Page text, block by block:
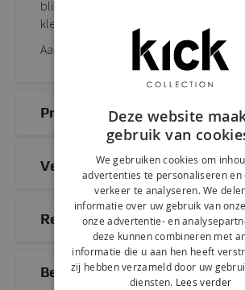
blikvanger in jouw interieur. De tafel is
kleuren en 3 maten.
Aan eettafel DANA wordt elk diner een
Productdetails
Veelgestelde vragen
Reviews
Bezorg- & retourinformatie
Deze website
gebruik van
We gebruiken cookies om
advertenties te personaliseren en
verkeer te analyseren. We
informatie over uw gebruik van
onze advertentie- en
deze kunnen combineren met
informatie die u aan hen heeft
zij hebben verzameld door uw
diensten. Lees verder